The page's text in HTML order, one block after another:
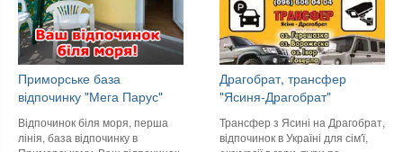
Приморське база
відпочинку "Мега Парус"
Відпочинок біля моря, перша
лінія, база відпочинку в
Драгобрат, трансфер
"Ясиня-Драгобрат"
Трансфер з Ясині на Драгобрат,
відпочинок в Україні для сім'ї,